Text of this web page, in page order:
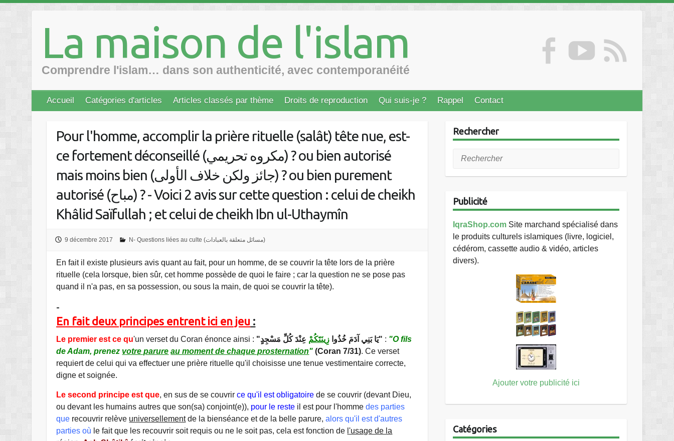
content
La maison de l'islam
Comprendre l'islam… dans son authenticité, avec contemporanéité
Accueil Catégories d'articles Articles classés par thème Droits de reproduction Qui suis-je ? Rappel Contact
Pour l'homme, accomplir la prière rituelle (salât) tête nue, est-
ce fortement déconseillé (مكروه تحريمي) ? ou bien autorisé
mais moins bien (جائز ولكن خلاف الأولى) ? ou bien purement
autorisé (مباح) ? - Voici 2 avis sur cette question : celui de cheikh
Khâlid Saïfullah ; et celui de cheikh Ibn ul-Uthaymîn
9 décembre 2017 N- Questions liées au culte (مسائل متعلقة بالعبادات)
En fait il existe plusieurs avis quant au fait, pour un homme, de se couvrir la tête lors de la prière
rituelle (cela lorsque, bien sûr, cet homme possède de quoi le faire ; car la question ne se pose pas
quand il n'a pas, en sa possession, ou sous la main, de quoi se couvrir la tête).
-
En fait deux principes entrent ici en jeu :
Le premier est ce qu'un verset du Coran énonce ainsi : "يَا بَنِي آدَمَ خُذُوا زِينَتَكُمْ عِنْدَ كُلِّ مَسْجِدٍ" : "O fils
de Adam, prenez votre parure au moment de chaque prosternation" (Coran 7/31). Ce verset
requiert de celui qui va effectuer une prière rituelle qu'il choisisse une tenue vestimentaire correcte,
digne et soignée.
Le second principe est que, en sus de se couvrirce qu'il est obligatoire de se couvrir (devant Dieu,
ou devant les humains autres que son(sa) conjoint(e)), pour le reste il est pour l'hommedes parties
que recouvrir relève universellementde la bienséance et de la belle parure,alors qu'il est d'autres
parties où le fait que les recouvrir soit requis ou ne le soit pas, cela est fonction de l'usage de la
Rechercher
Rechercher
Publicité
IqraShop.com Site marchand spécialisé dans
le produits culturels islamiques (livre, logiciel,
cédérom, cassette audio & vidéo, articles
divers).
Ajouter votre publicité ici
Catégories